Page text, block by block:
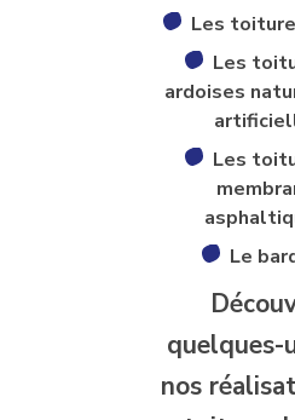
Les
Les
ardoises
Les
Le
quelques-
nos